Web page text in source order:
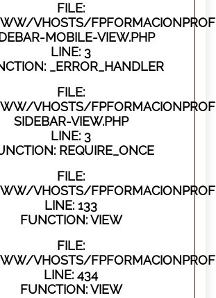
FILE:
VHOSTS/
MOBILE-VIEW.PHP
LINE: 3
_ERROR_HANDLER
FILE:
VHOSTS/
SIDEBAR-VIEW.PHP
LINE: 3
REQUIRE_ONCE
FILE:
VHOSTS/
LINE: 133
FUNCTION: VIEW
FILE:
VHOSTS/
LINE: 434
FUNCTION: VIEW